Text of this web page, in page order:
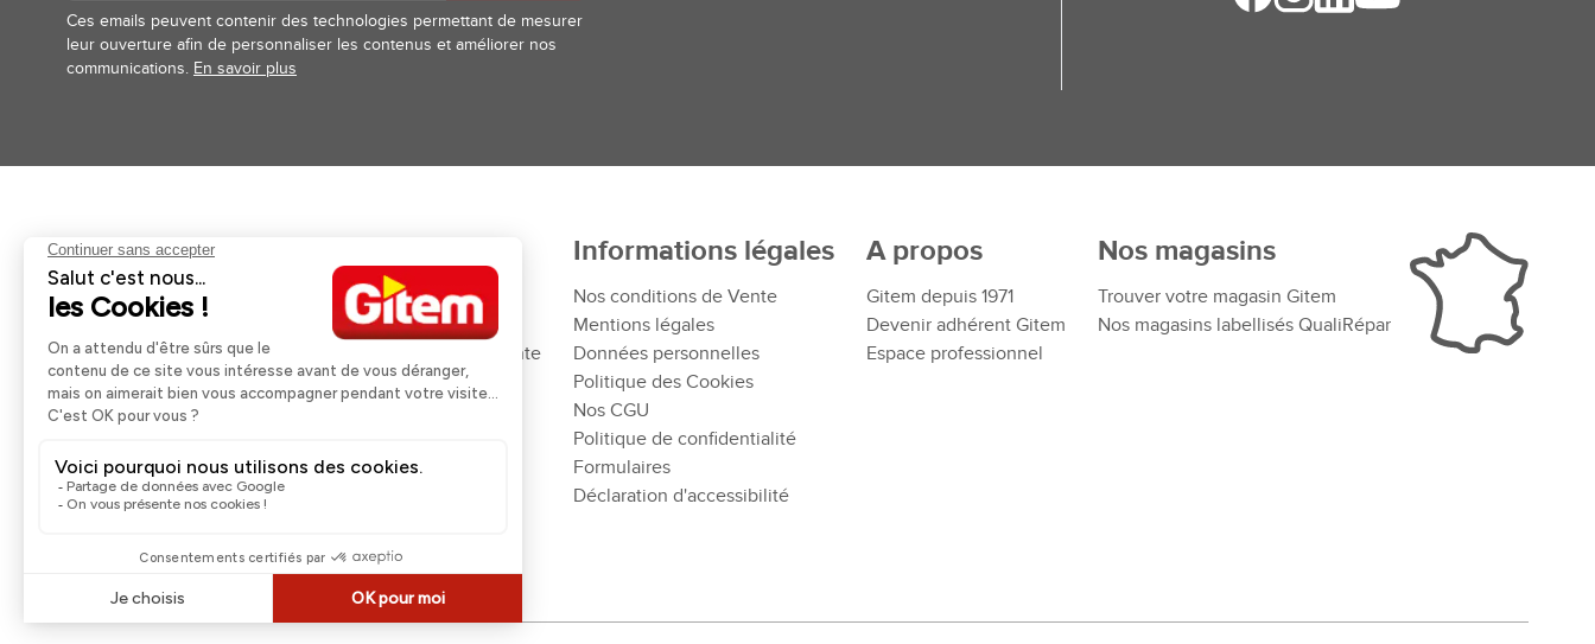
Ces emails peuvent contenir des technologies permettant de mesurer
leur ouverture afin de personnaliser les contenus et améliorer nos
communications. En savoir plus
Aides et informations
Retour et remboursement
Nos guides d'achat
Livraison et retrait
Rappels Produits
Une question ?
Contactez-nous
Pose et services
Financement
Service Après Vente
Informations légales
Nos conditions de Vente
Mentions légales
Données personnelles
Politique des Cookies
Nos CGU
Politique de confidentialité
Formulaires
Déclaration d'accessibilité
A propos
Gitem depuis 1971
Devenir adhérent Gitem
Espace professionnel
Nos magasins
Trouver votre magasin Gitem
Nos magasins labellisés QualiRépar